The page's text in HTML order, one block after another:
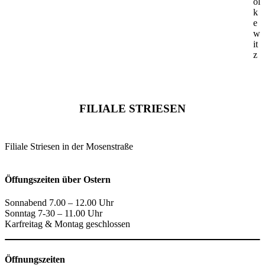
k
e
w
it
z
FILIALE STRIESEN
Filiale Striesen in der Mosenstraße
Öffungszeiten über Ostern
Sonnabend 7.00 – 12.00 Uhr
Sonntag 7-30 – 11.00 Uhr
Karfreitag & Montag geschlossen
Öffnungszeiten